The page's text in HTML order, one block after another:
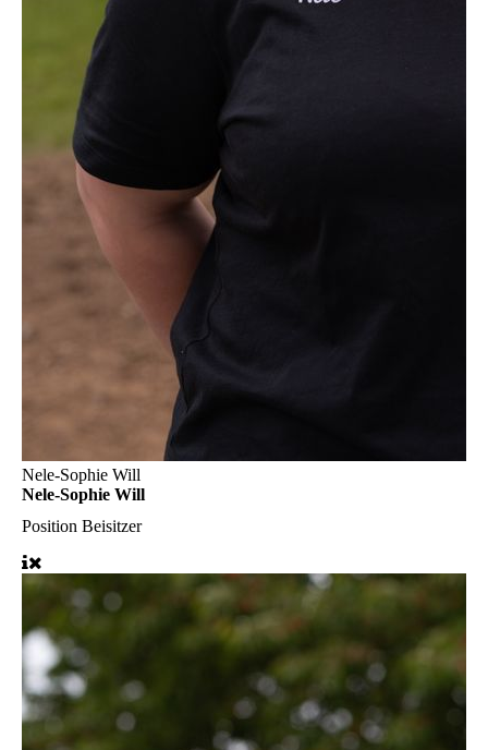
Nele-Sophie Will
Nele-Sophie Will
Position Beisitzer